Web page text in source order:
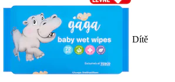
Dítě